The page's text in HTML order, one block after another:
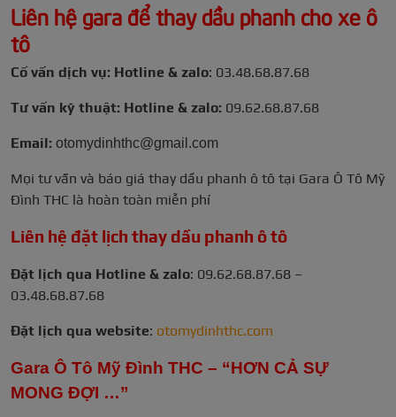
Liên hệ gara để thay dầu phanh cho xe ô
tô
Cố vấn dịch vụ: Hotline & zalo: 03.48.68.87.68
Tư vấn kỹ thuật: Hotline & zalo: 09.62.68.87.68
Email: otomydinhthc@gmail.com
Mọi tư vấn và báo giá thay dầu phanh ô tô tại Gara Ô Tô Mỹ
Đình THC là hoàn toàn miễn phí
Liên hệ đặt lịch thay dầu phanh ô tô
Đặt lịch qua Hotline & zalo: 09.62.68.87.68 –
03.48.68.87.68
Đặt lịch qua website: otomydinhthc.com
Gara Ô Tô Mỹ Đình THC – “HƠN CẢ SỰ
MONG ĐỢI …”